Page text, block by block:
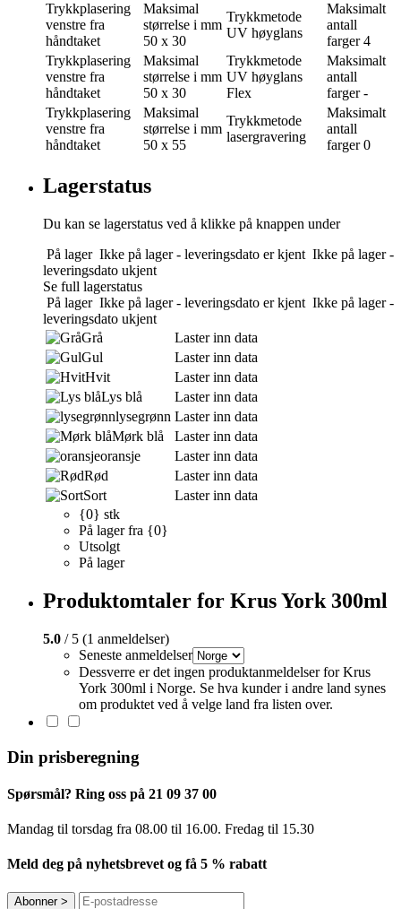
Trykkplasering
venstre fra
håndtaket
Maksimal
størrelse i mm
50 x 30
Trykkmetode
UV høyglans
Maksimalt
antall
farger 4
Trykkplasering
venstre fra
håndtaket
Maksimal
størrelse i mm
50 x 30
Trykkmetode
UV høyglans
Flex
Maksimalt
antall
farger -
Trykkplasering
venstre fra
håndtaket
Maksimal
størrelse i mm
50 x 55
Trykkmetode
lasergravering
Maksimalt
antall
farger 0
Lagerstatus
Du kan se lagerstatus ved å klikke på knappen under
På lager Ikke på lager - leveringsdato er kjent Ikke på lager -
leveringsdato ukjent
Se full lagerstatus
På lager Ikke på lager - leveringsdato er kjent Ikke på lager -
leveringsdato ukjent
Grå
Laster inn data
Gul
Laster inn data
Hvit
Laster inn data
Lys blå
Laster inn data
lysegrønn Laster inn data
Mørk blå
Laster inn data
oransje
Laster inn data
Rød
Laster inn data
Sort
Laster inn data
{0} stk
På lager fra {0}
Utsolgt
På lager
Produktomtaler for Krus York 300ml
5.0 / 5 (1 anmeldelser)
Seneste anmeldelser
Dessverre er det ingen produktanmeldelser for Krus
York 300ml i Norge. Se hva kunder i andre land synes
om produktet ved å velge land fra listen over.
Din prisberegning
Spørsmål? Ring oss på 21 09 37 00
Mandag til torsdag ​​fra 08.00 til 16.00. Fredag til 15.30
Meld deg på nyhetsbrevet og få 5 % rabatt
Abonner>